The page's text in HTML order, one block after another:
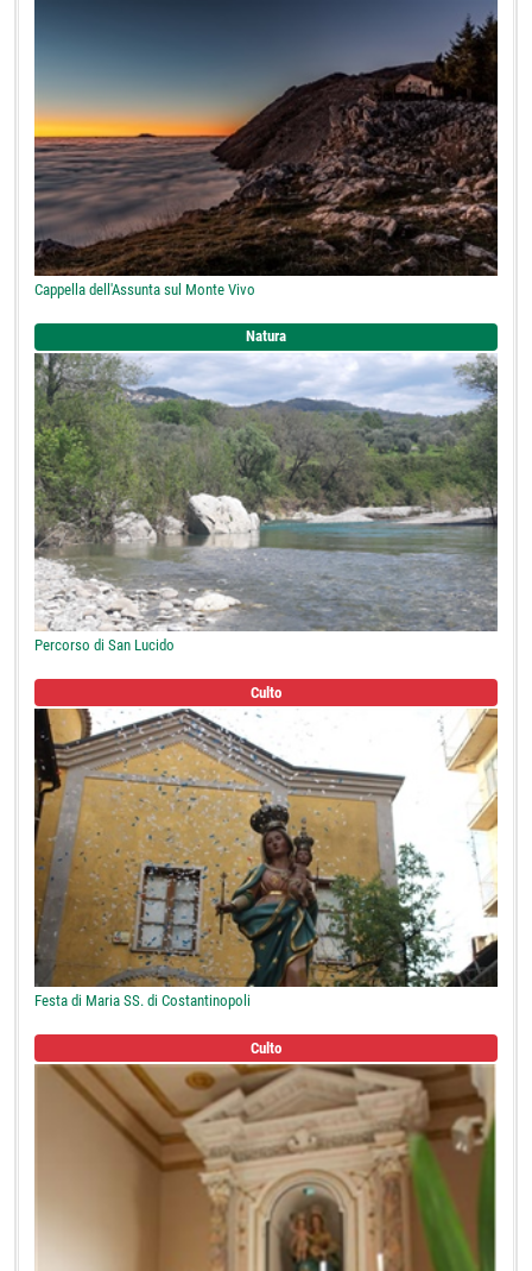
Cappella dell'Assunta sul Monte Vivo
Natura
Percorso di San Lucido
Culto
Festa di Maria SS. di Costantinopoli
Culto